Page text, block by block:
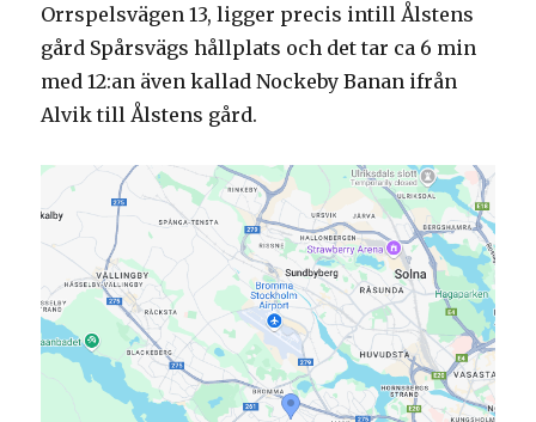
Orrspelsvägen 13, ligger precis intill Ålstens
gård Spårsvägs hållplats och det tar ca 6 min
med 12:an även kallad Nockeby Banan ifrån
Alvik till Ålstens gård.